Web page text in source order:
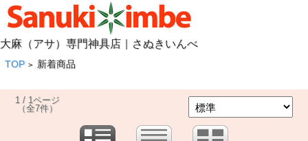
大麻（アサ）専門神具店｜さぬきいんべ
TOP > 新着商品
1 / 1ページ
（全7件）